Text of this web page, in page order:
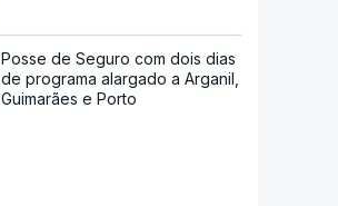
Posse de Seguro com dois dias
de programa alargado a Arganil,
Guimarães e Porto